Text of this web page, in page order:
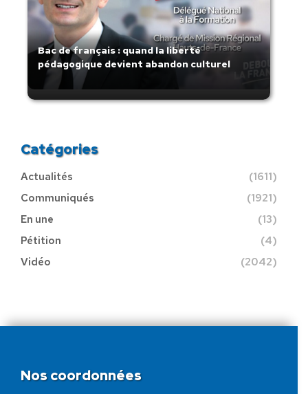
Bac de français : quand la liberté
pédagogique devient abandon culturel
Catégories
Actualités
(1611)
Communiqués
(1921)
En une
(13)
Pétition
(4)
Vidéo
(2042)
Nos coordonnées